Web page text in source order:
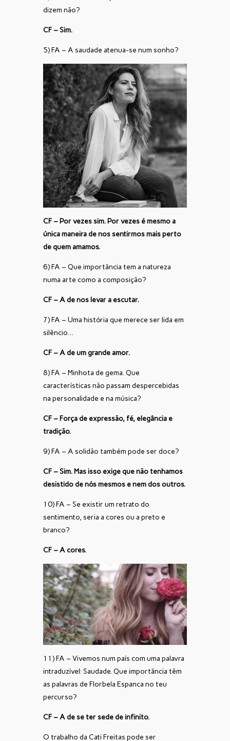
dizem não?
CF – Sim.
5) FA – A saudade atenua-se num sonho?
CF – Por vezes sim. Por vezes é mesmo a
única maneira de nos sentirmos mais perto
de quem amamos.
6) FA – Que importância tem a natureza
numa arte como a composição?
CF – A de nos levar a escutar.
7) FA – Uma história que merece ser lida em
silêncio…
CF – A de um grande amor.
8) FA – Minhota de gema. Que
características não passam despercebidas
na personalidade e na música?
CF – Força de expressão, fé, elegância e
tradição.
9) FA – A solidão também pode ser doce?
CF – Sim. Mas isso exige que não tenhamos
desistido de nós mesmos e nem dos outros.
10) FA – Se existir um retrato do
sentimento, seria a cores ou a preto e
branco?
CF – A cores.
11) FA – Vivemos num país com uma palavra
intraduzível: Saudade. Que importância têm
as palavras de Florbela Espanca no teu
percurso?
CF – A de se ter sede de infinito.
O trabalho da Cati Freitas pode ser